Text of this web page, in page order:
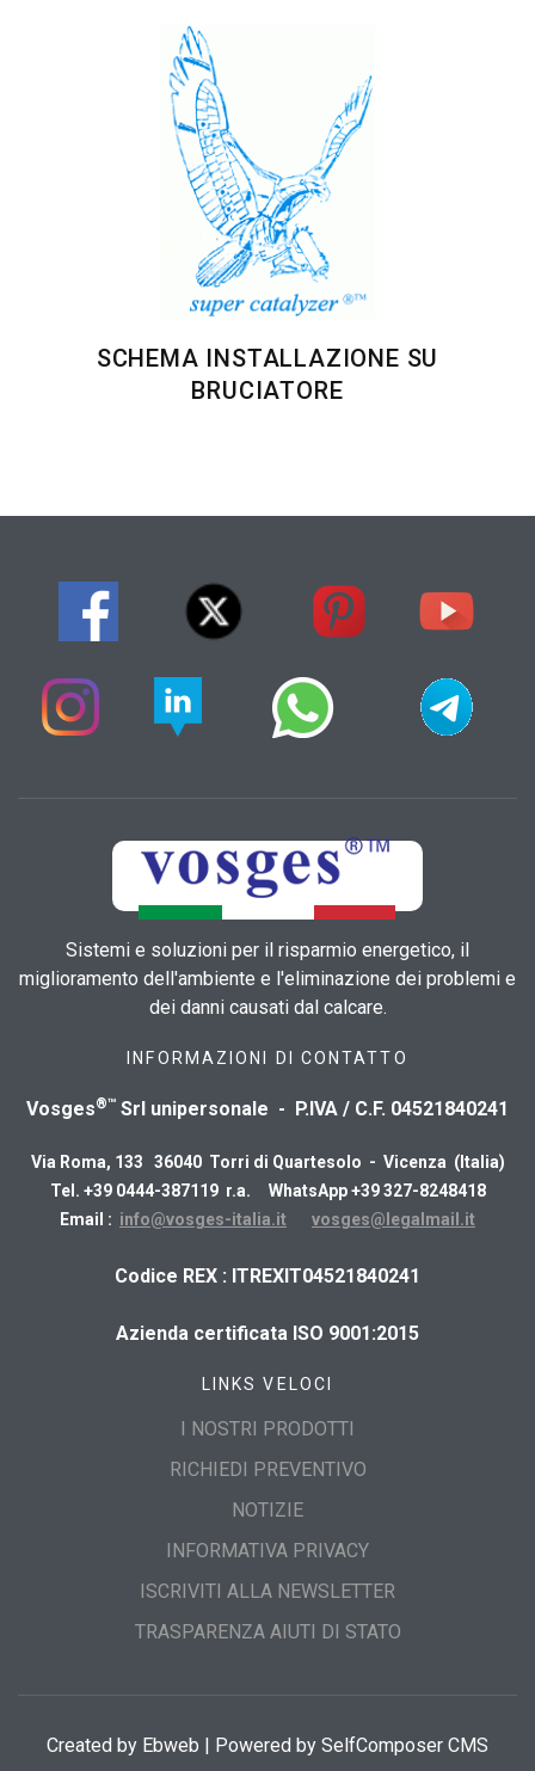
SCHEMA INSTALLAZIONE SU
BRUCIATORE
Sistemi e soluzioni per il risparmio energetico, il
miglioramento dell'ambiente e l'eliminazione dei problemi e
dei danni causati dal calcare.
INFORMAZIONI DI CONTATTO
Vosges®™ Srl unipersonale - P.IVA / C.F. 04521840241
Via Roma, 133 36040 Torri di Quartesolo - Vicenza (Italia)
Tel. +39 0444-387119 r.a. WhatsApp +39 327-8248418
Email : info@vosges-italia.it vosges@legalmail.it
​Codice REX : ITREXIT04521840241
Azienda certificata ISO 9001:2015
LINKS VELOCI
I NOSTRI PRODOTTI
RICHIEDI PREVENTIVO
NOTIZIE
INFORMATIVA PRIVACY
ISCRIVITI ALLA NEWSLETTER
TRASPARENZA AIUTI DI STATO
Created by Ebweb | Powered by SelfComposer CMS